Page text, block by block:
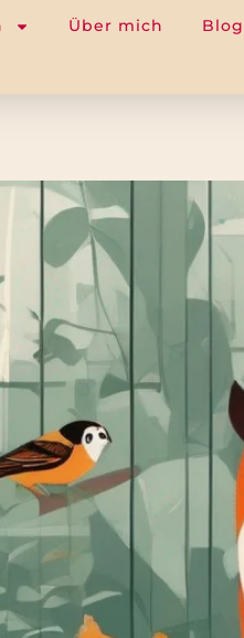
Über mich Blog